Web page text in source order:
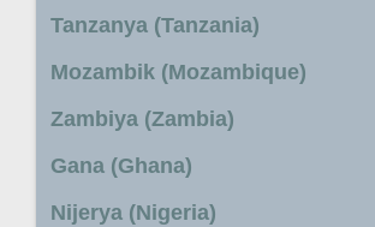
Tanzanya (Tanzania)
Mozambik (Mozambique)
Zambiya (Zambia)
Gana (Ghana)
Nijerya (Nigeria)